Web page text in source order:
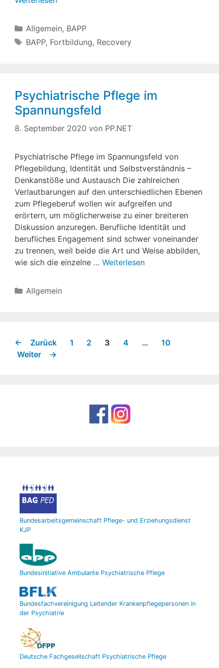
Kategorien
Allgemein, BAPP
Schlagwörter
BAPP, Fortbildung, Recovery
Psychiatrische Pflege im
Spannungsfeld
8. September 2020 von PP.NET
Psychiatrische Pflege im Spannungsfeld von
Pflegebildung, Identität und Selbstverständnis –
Denkanstöße und Austausch Die zahlreichen
Verlautbarungen auf den unterschiedlichen Ebenen
zum Pflegeberuf wollen wir aufgreifen und
erörtern, um möglicherweise zu einer breiteren
Diskussion anzuregen. Berufliche Identität und
berufliches Engagement sind schwer voneinander
zu trennen, weil beide die Art und Weise abbilden,
wie sich die einzelne … Weiterlesen
Kategorien
Allgemein
← Zurück Seite
1 Seite
2 Seite
3 Seite
4 … Seite
10
Weiter
→
Bundesarbeitsgemeinschaft Pflege- und Erziehungsdienst
KJP
Bundesinitiative Ambulante Psychiatrische Pflege
Bundesfachvereinigung Leitender Krankenpflegepersonen in
der Psychiatrie
Deutsche Fachgesellschaft Psychiatrische Pflege